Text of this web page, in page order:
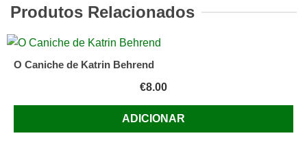
Coile
Ph.D.
Produtos Relacionados
O Caniche de Katrin Behrend
€8.00
ADICIONAR